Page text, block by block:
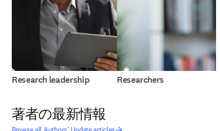
Research leadership Researchers
著者の最新情報